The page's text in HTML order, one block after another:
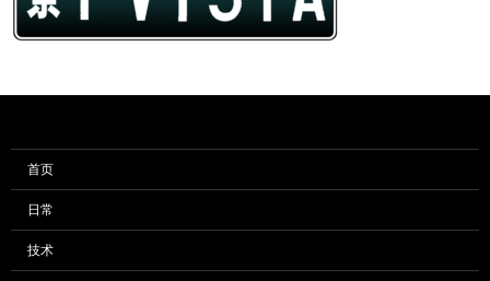
首页
日常
技术